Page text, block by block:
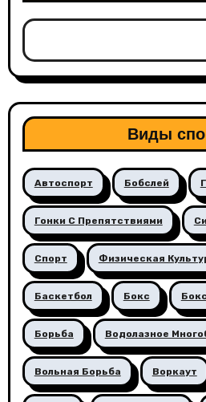
Виды
Автоспорт Бобслей
Гонки С Препятствиями
Спорт Физическая
Баскетбол Бокс
Борьба Водолазное
Вольная Борьба Воркаут